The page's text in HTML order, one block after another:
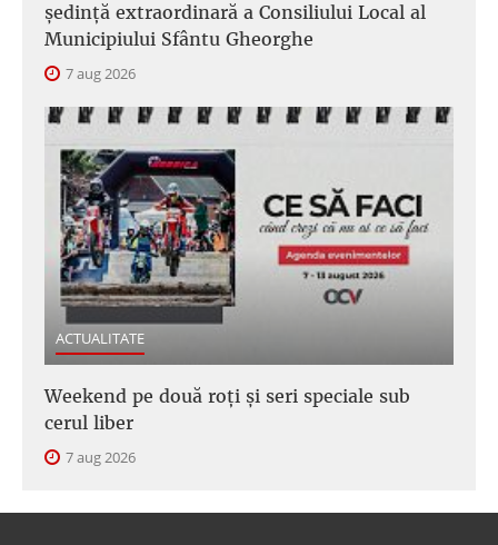
şedinţă extraordinară a Consiliului Local al
Municipiului Sfântu Gheorghe
7 aug 2026
ACTUALITATE
Weekend pe două roți și seri speciale sub
cerul liber
7 aug 2026